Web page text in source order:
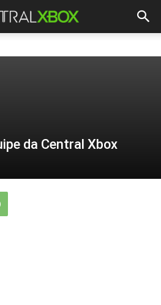
da Central Xbox